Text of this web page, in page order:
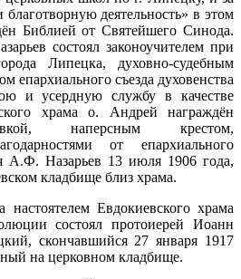
деятельность» в этом
Библией от Святейшего Синода.
состоял законоучителем при
Липецка, духовно-судебным
епархиального съезда духовенства
и усердную службу в качестве
храма о. Андрей награждён
наперсным крестом,
от епархиального
А.Ф. Назарьев 13 июля 1906 года,
кладбище близ храма.
Евдокиевского храма
состоял протоиерей Иоанн
скончавшийся 27 января 1917
на церковном кладбище.